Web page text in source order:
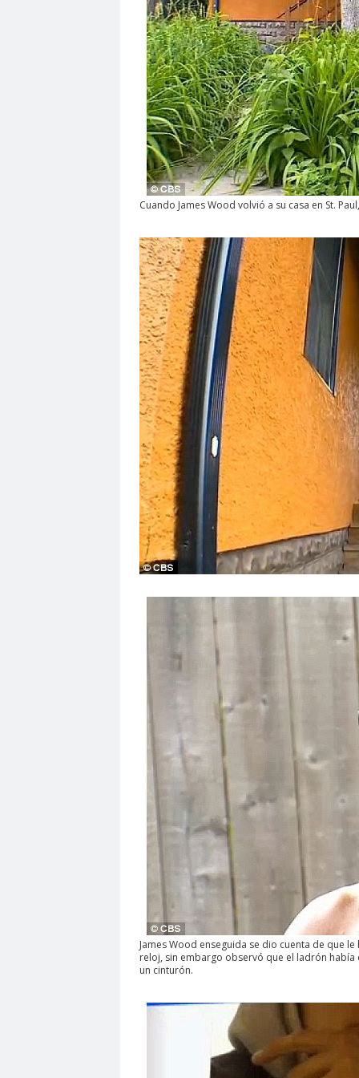
Cuando James Wood volvió a su casa en St.
James Wood enseguida se dio cuenta de que
reloj, sin embargo observó que el ladrón
un cinturón.